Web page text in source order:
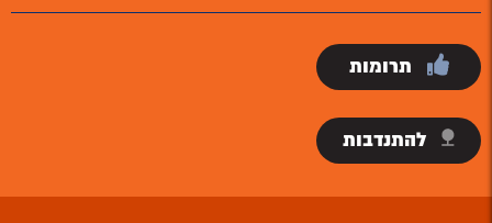
תרומות
להתנדבות